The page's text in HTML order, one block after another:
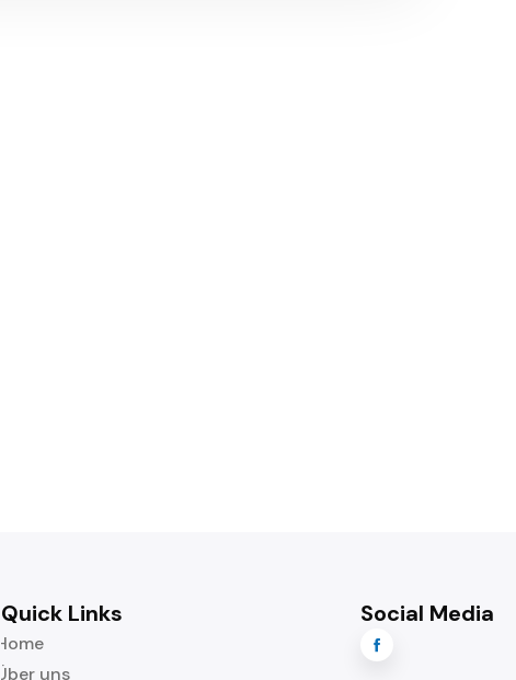
Quick Links
Home
Über uns
Social Media
